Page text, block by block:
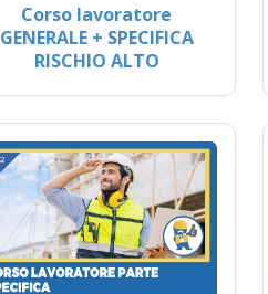
Corso lavoratore
GENERALE + SPECIFICA
RISCHIO ALTO